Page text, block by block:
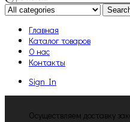
Главная
Каталог товаров
О нас
Контакты
Sign In
Осуществляем доставку